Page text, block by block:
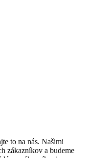
to na nás. Našimi
zákazníkov a budeme